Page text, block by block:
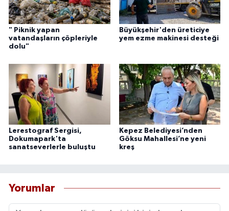
" Piknik yapan
vatandaşların çöpleriyle
dolu"
Büyükşehir'den üreticiye
yem ezme makinesi desteği
Lerestograf Sergisi,
Dokumapark'ta
sanatseverlerle buluştu
Kepez Belediyesi’nden
Göksu Mahallesi’ne yeni
kreş
Yorumlar